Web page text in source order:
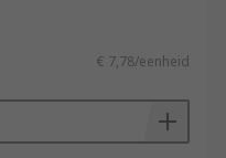
€ 7,78/eenheid